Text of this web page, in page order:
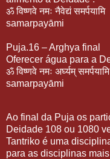
ॐ विष्णवे नमः नैवेद्यं समर्पयामि
samarpayāmi
Puja.16 – Arghya final
Oferecer água para a
ॐ विष्णवे नमः अर्घ्यम् समर्पयामि
samarpayāmi
Ao final da Puja os
Deidade 108 ou 1080
Tantriko é uma
para as disciplinas